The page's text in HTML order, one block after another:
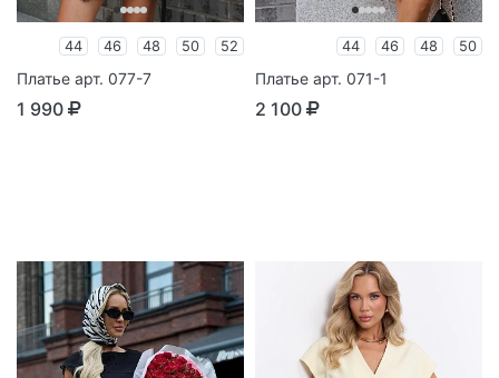
44 46 48 50 52
Платье арт. 077-7
1 990
44 46 48 50
Платье арт. 071-1
2 100